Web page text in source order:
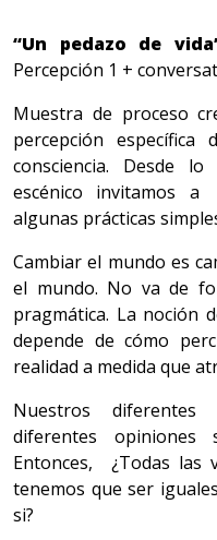
“Un pedazo de
Percepción 1 +
Muestra de proceso
percepción
consciencia. Desde
escénico invitamos
algunas prácticas
Cambiar el mundo es
el mundo. No va de
pragmática. La noción
depende de cómo
realidad a medida que
Nuestros
diferentes opiniones
Entonces, ¿Todas las
tenemos que ser
si?